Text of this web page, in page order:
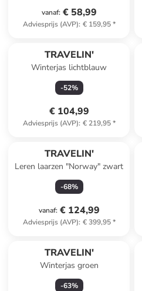
vanaf: € 58,99
Adviesprijs (AVP): € 159,95*
TRAVELIN'
Winterjas lichtblauw
-52%
€ 104,99
Adviesprijs (AVP): € 219,95*
TRAVELIN'
Leren laarzen "Norway" zwart
-68%
vanaf: € 124,99
Adviesprijs (AVP): € 399,95*
TRAVELIN'
Winterjas groen
-63%